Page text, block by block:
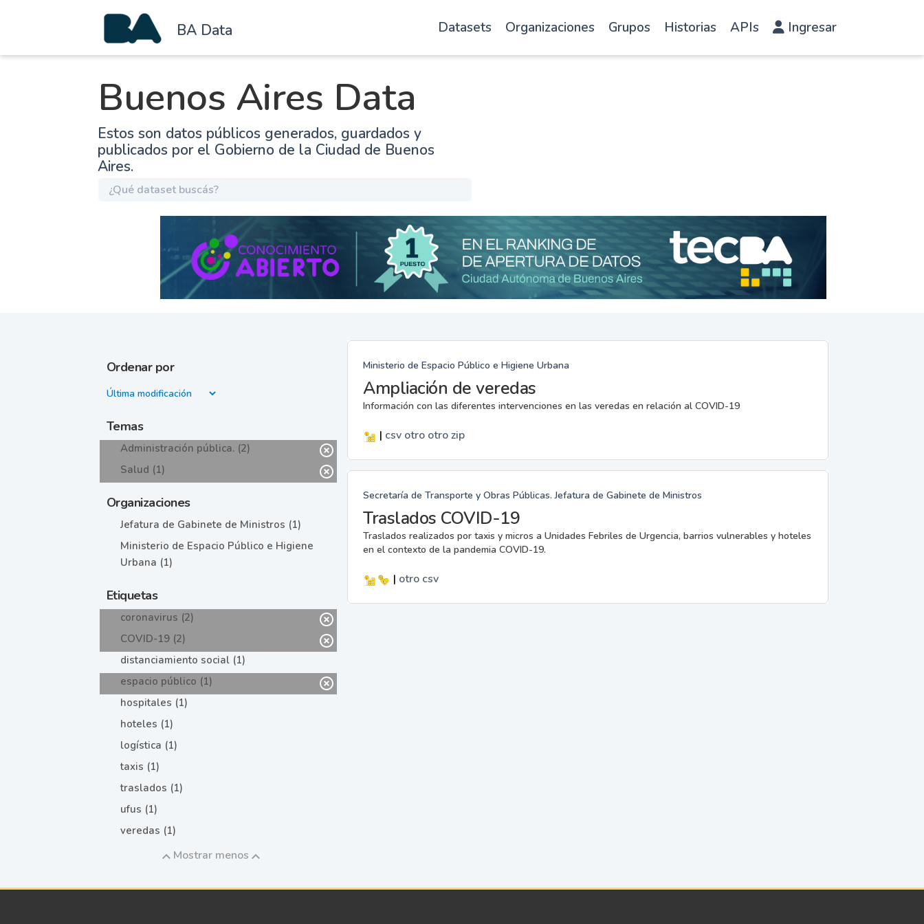
BA Data Datasets Organizaciones Grupos Historias APIs Ingresar
Buenos Aires Data
Estos son datos públicos generados, guardados y
publicados por el Gobierno de la Ciudad de Buenos
Aires.
Ordenar por
Temas
Administración pública. (2)
Salud (1)
Organizaciones
Jefatura de Gabinete de Ministros (1)
Ministerio de Espacio Público e Higiene
Urbana (1)
Etiquetas
coronavirus (2)
COVID-19 (2)
distanciamiento social (1)
espacio público (1)
hospitales (1)
hoteles (1)
logística (1)
taxis (1)
traslados (1)
ufus (1)
veredas (1)
Mostrar menos
Ministerio de Espacio Público e Higiene Urbana
Ampliación de veredas
Información con las diferentes intervenciones en las veredas en relación al COVID-19
| csv otro otrozip
Secretaría de Transporte y Obras Públicas. Jefatura de Gabinete de Ministros
Traslados COVID-19
Traslados realizados por taxis y micros a Unidades Febriles de Urgencia, barrios vulnerables y hoteles
en el contexto de la pandemia COVID-19.
| otro csv